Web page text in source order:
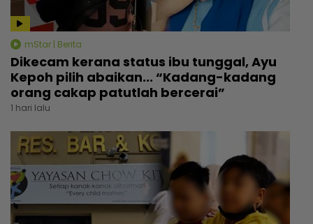
mStar | Berita
Dikecam kerana status ibu tunggal, Ayu
Kepoh pilih abaikan... “Kadang-kadang
orang cakap patutlah bercerai”
1 hari lalu